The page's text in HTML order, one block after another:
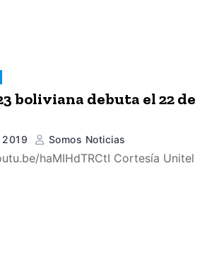
boliviana debuta el 22 de
2019 Somos Noticias
haMIHdTRCtI Cortesía Unitel